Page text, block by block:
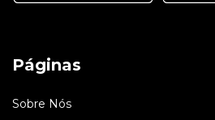
Páginas
Sobre Nós